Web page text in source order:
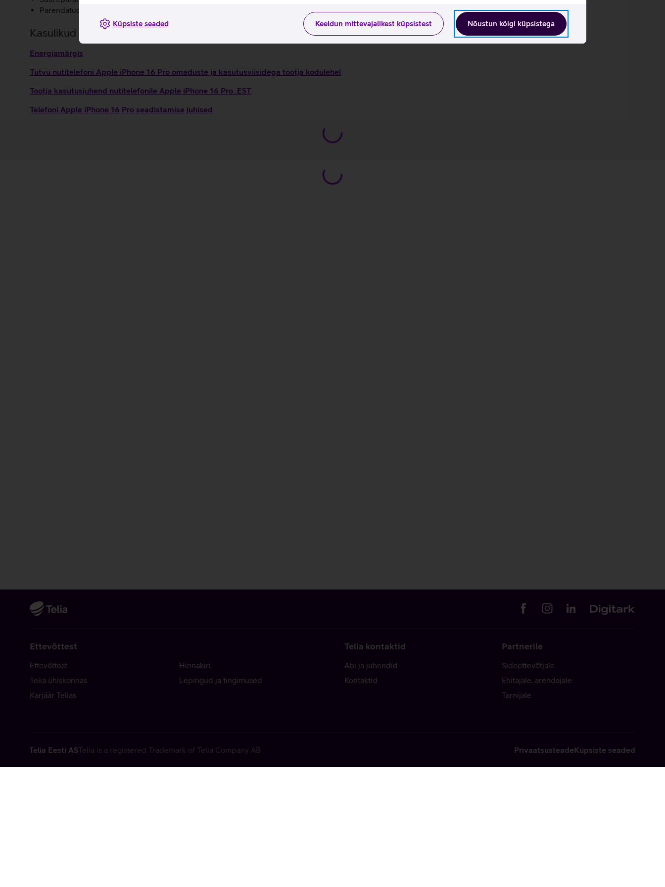
Nõustun kõigi küpsistega
Keeldun mittevajalikest küpsistest
Küpsiste seaded
Parendatud akukestvus.
Kasulikud lingid
Energiamärgis
Tutvu nutitelefoni Apple iPhone 16 Pro omaduste ja kasutusviisidega tootja kodulehel
Tootja kasutusjuhend nutitelefonile Apple iPhone 16 Pro_EST
Telefoni Apple iPhone 16 Pro seadistamise juhised
Ettevõttest
Ettevõttest
Telia ühiskonnas
Karjäär Telias
Hinnakiri
Lepingud ja tingimused
Telia kontaktid
Abi ja juhendid
Kontaktid
Partnerile
Sideettevõtjale
Ehitajale, arendajale
Tarnijale
Telia Eesti ASTelia is a registered Trademark of Telia Company AB PrivaatsusteadeKüpsiste seaded